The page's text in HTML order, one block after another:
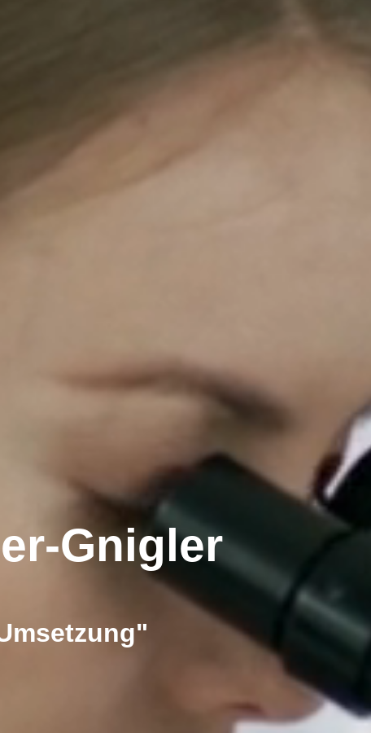
Gnigler